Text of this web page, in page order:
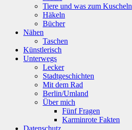
Tiere und was zum Kuscheln
Häkeln
Bücher
Nähen
Taschen
Künstlerisch
Unterwegs
Lecker
Stadtgeschichten
Mit dem Rad
Berlin/Umland
Über mich
Fünf Fragen
Karminrote Fakten
Datenschutz